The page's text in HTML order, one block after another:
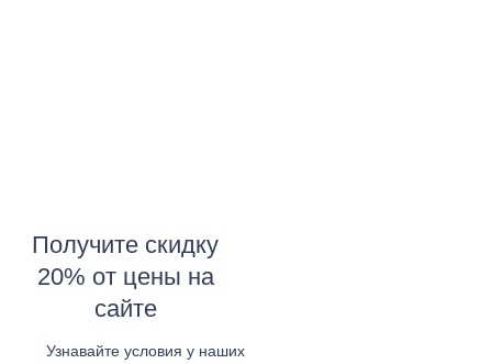
Получите скидку
20% от цены на
сайте
Узнавайте условия у наших